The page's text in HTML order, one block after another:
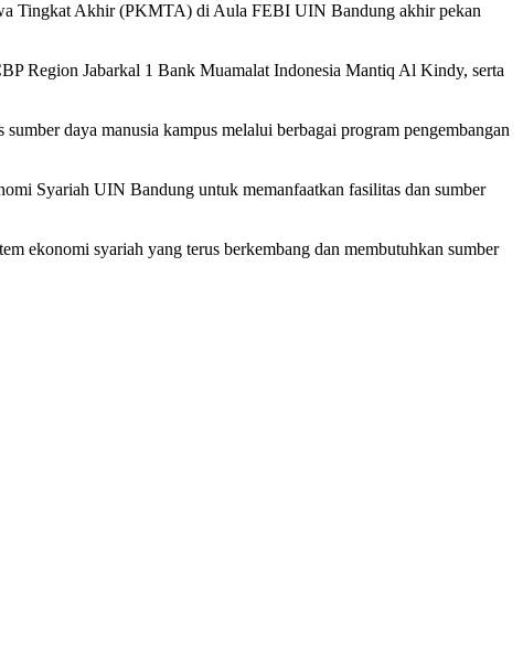
Tingkat Akhir (PKMTA) di Aula FEBI UIN Bandung akhir pekan
Region Jabarkal 1 Bank Muamalat Indonesia Mantiq Al Kindy, serta
daya manusia kampus melalui berbagai program pengembangan
Syariah UIN Bandung untuk memanfaatkan fasilitas dan sumber
ekonomi syariah yang terus berkembang dan membutuhkan sumber